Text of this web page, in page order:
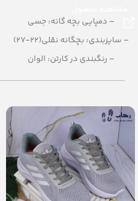
– دمپایی بچه گانه: جسی
– سایزبندی: بچگانه نقلی(22-27)
– رنگبندی در کارتن: الوان
– تعداد در کارتن:30 جفت